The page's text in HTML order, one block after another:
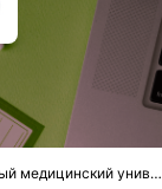
Красноярский государственный медицинский университет им. Войно-Ясенецкого (КрасГМУ)